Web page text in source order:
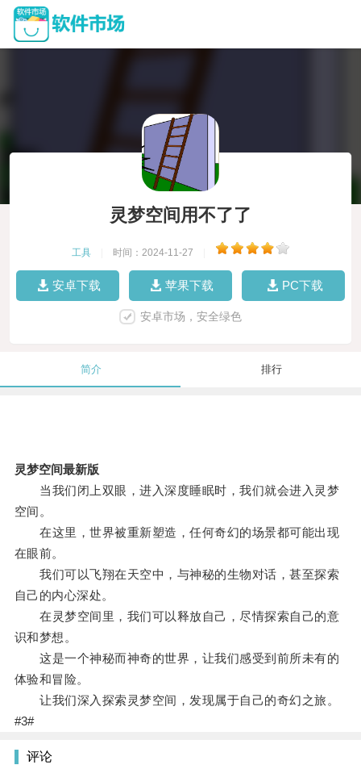
灵梦空间用不了了
工具 时间：2024-11-27
安卓下载 苹果下载 PC下载
安卓市场，安全绿色
简介 排行
灵梦空间最新版
当我们闭上双眼，进入深度睡眠时，我们就会进入灵梦
空间。
在这里，世界被重新塑造，任何奇幻的场景都可能出现
在眼前。
我们可以飞翔在天空中，与神秘的生物对话，甚至探索
自己的内心深处。
在灵梦空间里，我们可以释放自己，尽情探索自己的意
识和梦想。
这是一个神秘而神奇的世界，让我们感受到前所未有的
体验和冒险。
让我们深入探索灵梦空间，发现属于自己的奇幻之旅。
#3#
评论